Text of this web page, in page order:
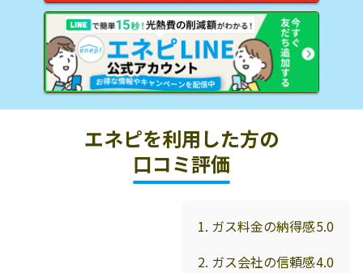
エネピを利用した方の
口コミ評価
1. ガス料金の納得感5.0
2. ガス会社の信頼感4.0